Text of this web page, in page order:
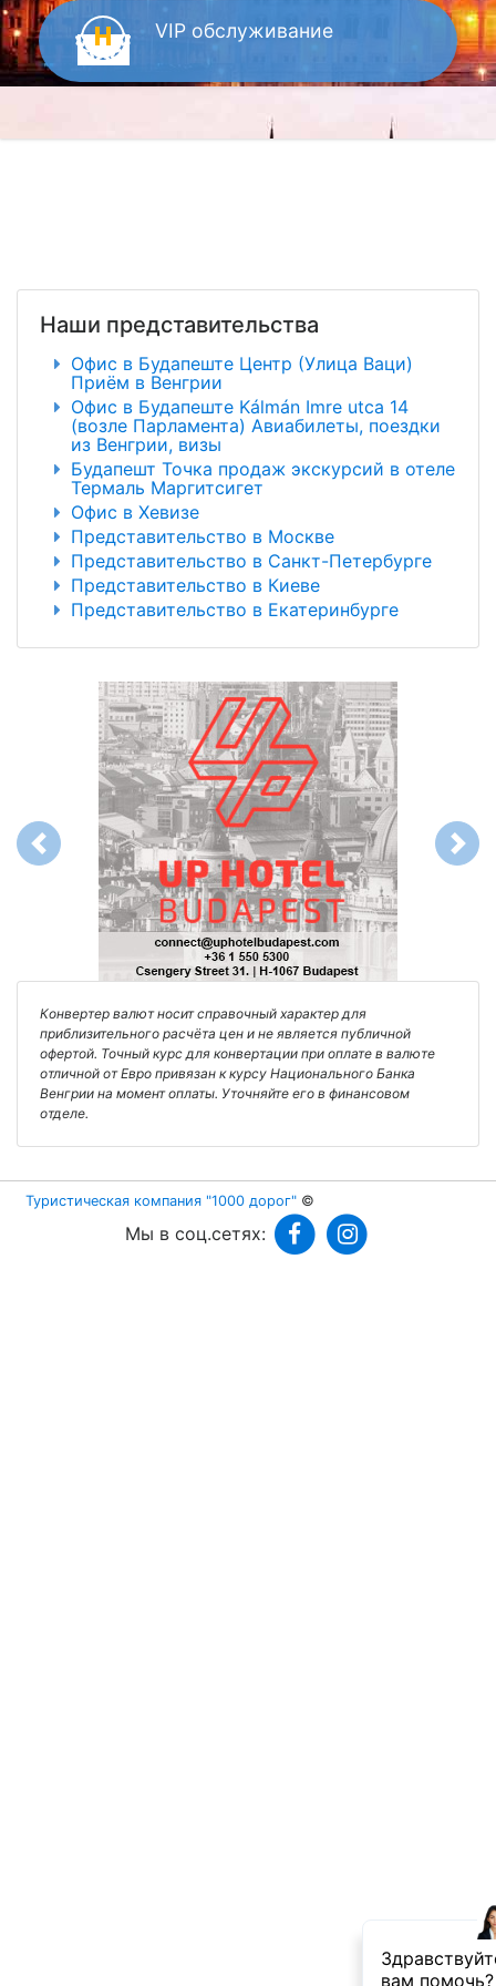
VIP обслуживание
Наши представительства
Офис в Будапеште Центр (Улица Ваци)
Приём в Венгрии
Офис в Будапеште Kálmán Imre utca 14
(возле Парламента) Авиабилеты, поездки
из Венгрии, визы
Будапешт Точка продаж экскурсий в отеле
Термаль Маргитсигет
Офис в Хевизе
Представительство в Москве
Представительство в Санкт-Петербурге
Представительство в Киеве
Представительство в Екатеринбурге
Previous Next
Конвертер валют носит справочный характер для
приблизительного расчёта цен и не является публичной
офертой. Точный курс для конвертации при оплате в валюте
отличной от Евро привязан к курсу Национального Банка
Венгрии на момент оплаты. Уточняйте его в финансовом
отделе.
Туристическая компания "1000 дорог" ©
Мы в соц.сетях: